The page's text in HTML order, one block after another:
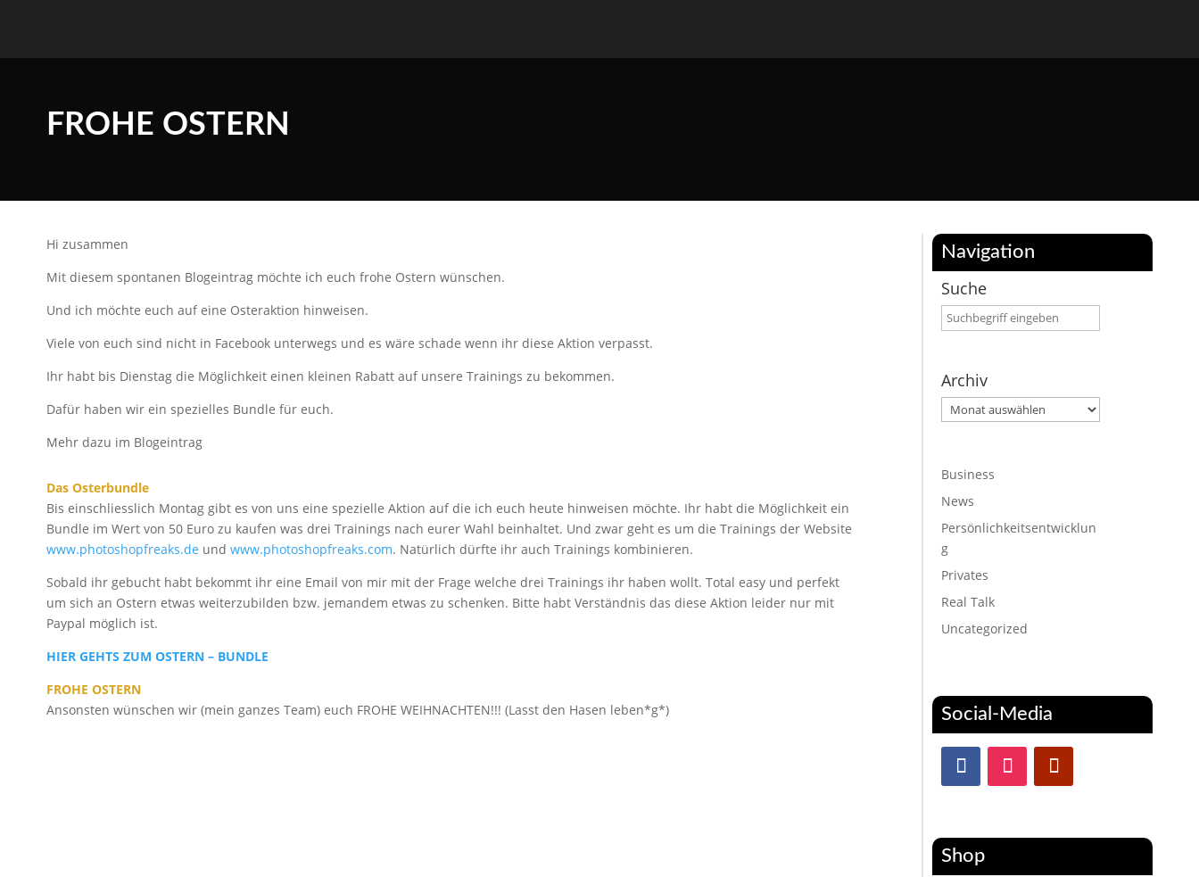
FROHE OSTERN
Hi zusammen
Mit diesem spontanen Blogeintrag möchte ich euch frohe Ostern wünschen.
Und ich möchte euch auf eine Osteraktion hinweisen.
Viele von euch sind nicht in Facebook unterwegs und es wäre schade wenn ihr diese Aktion verpasst.
Ihr habt bis Dienstag die Möglichkeit einen kleinen Rabatt auf unsere Trainings zu bekommen.
Dafür haben wir ein spezielles Bundle für euch.
Mehr dazu im Blogeintrag
Das Osterbundle
Bis einschliesslich Montag gibt es von uns eine spezielle Aktion auf die ich euch heute hinweisen möchte. Ihr habt die Möglichkeit ein
Bundle im Wert von 50 Euro zu kaufen was drei Trainings nach eurer Wahl beinhaltet. Und zwar geht es um die Trainings der Website
www.photoshopfreaks.de und www.photoshopfreaks.com. Natürlich dürfte ihr auch Trainings kombinieren.
Sobald ihr gebucht habt bekommt ihr eine Email von mir mit der Frage welche drei Trainings ihr haben wollt. Total easy und perfekt
um sich an Ostern etwas weiterzubilden bzw. jemandem etwas zu schenken. Bitte habt Verständnis das diese Aktion leider nur mit
Paypal möglich ist.
HIER GEHTS ZUM OSTERN – BUNDLE
FROHE OSTERN
Ansonsten wünschen wir (mein ganzes Team) euch FROHE WEIHNACHTEN!!! (Lasst den Hasen leben*g*)
Navigation
Suche
Archiv
Archiv
Business
News
Persönlichkeitsentwicklun
g
Privates
Real Talk
Uncategorized
Social-Media
Shop